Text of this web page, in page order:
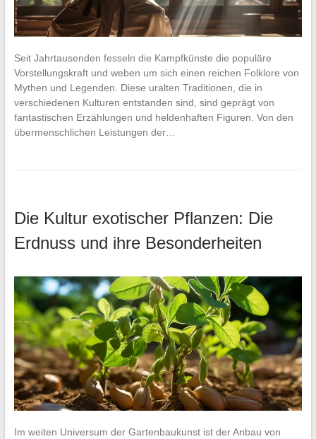
Seit Jahrtausenden fesseln die Kampfkünste die populäre
Vorstellungskraft und weben um sich einen reichen Folklore von
Mythen und Legenden. Diese uralten Traditionen, die in
verschiedenen Kulturen entstanden sind, sind geprägt von
fantastischen Erzählungen und heldenhaften Figuren. Von den
übermenschlichen Leistungen der…
Die Kultur exotischer Pflanzen: Die
Erdnuss und ihre Besonderheiten
Im weiten Universum der Gartenbaukunst ist der Anbau von